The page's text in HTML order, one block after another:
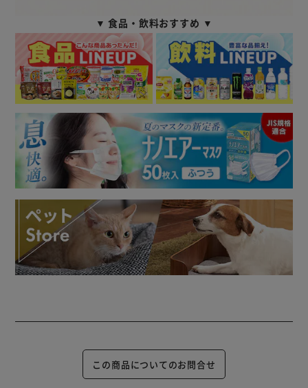
▼ 食品・飲料おすすめ ▼
この商品についてのお問合せ